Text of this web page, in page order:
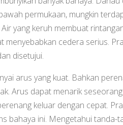
permukaan, mungkin
yang keruh membuat
menyebabkan cedera serius.
disetujui.
arus yang kuat. Bahkan
Arus dapat menarik
keluar dengan cepat.
bahaya ini. Mengetahui tanda-